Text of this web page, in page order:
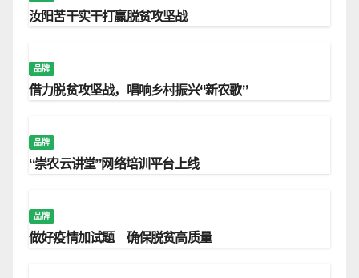
汝阳苦干实干打赢脱贫攻坚战
品牌
借力脱贫攻坚战，唱响乡村振兴“新农歌”
品牌
“崇农云讲堂”网络培训平台上线
品牌
做好疫情加试题 确保脱贫高质量